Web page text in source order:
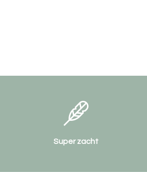
Super zacht